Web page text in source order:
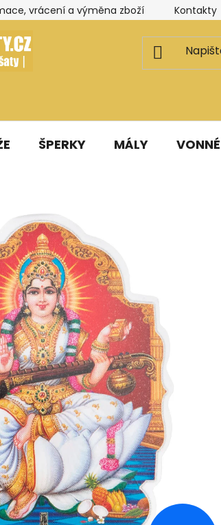
vrácení a výměna zboží Kontakty
ŠPERKY MÁLY